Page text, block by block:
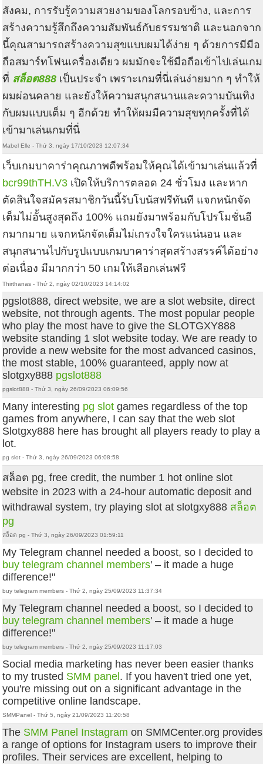
สังคม, การรับรู้ความสวยงามของโลกรอบข้าง, และการ
สร้างความรู้สึกถึงความสัมพันธ์กับธรรมชาติ และนอกจาก
นี้คุณสามารถสร้างความสุขแบบผมได้ง่าย ๆ ด้วยการมีมือ
ถือสมาร์ทโฟนเครื่องเดียว ผมมักจะใช้มือถือเข้าไปเล่นเกม
ที่ สล็อต888 เป็นประจำ เพราะเกมที่นี่เล่นง่ายมาก ๆ ทำให้
ผมผ่อนคลาย และยังให้ความสนุกสนานและความบันเทิง
กับผมแบบเต็ม ๆ อีกด้วย ทำให้ผมมีความสุขทุกครั้งที่ได้
เข้ามาเล่นเกมที่นี่
Mabel Elle - Thứ 3, ngày 17/10/2023 12:07:34
เว็บเกมบาคาร่าคุณภาพดีพร้อมให้คุณได้เข้ามาเล่นแล้วที่
bcr99thTH.V3 เปิดให้บริการตลอด 24 ชั่วโมง และหาก
ตัดสินใจสมัครสมาชิกวันนี้รับโบนัสฟรีทันที แจกหนักจัด
เต็มไม่อั้นสูงสุดถึง 100% แถมยังมาพร้อมกับโปรโมชั่นอี
กมากมาย แจกหนักจัดเต็มไม่เกรงใจใครแน่นอน และ
สนุกสนานไปกับรูปแบบเกมบาคาร่าสุดสร้างสรรค์ได้อย่าง
ต่อเนื่อง มีมากกว่า 50 เกมให้เลือกเล่นฟรี
Thirthanas - Thứ 2, ngày 02/10/2023 14:14:02
pgslot888, direct website, we are a slot website, direct
website, not through agents. The most popular people
who play the most have to give the SLOTGXY888
website standing 1 slot website today. We are ready to
provide a new website for the most advanced casinos,
the most stable, 100% guaranteed, apply now at
slotgxy888 pgslot888
pgslot888 - Thứ 3, ngày 26/09/2023 06:09:56
Many interesting pg slot games regardless of the top
games from anywhere, I can say that the web slot
Slotgxy888 here has brought all players ready to play a
lot.
pg slot - Thứ 3, ngày 26/09/2023 06:08:58
สล็อต pg, free credit, the number 1 hot online slot
website in 2023 with a 24-hour automatic deposit and
withdrawal system, try playing slot at slotgxy888 สล็อต
pg
สล็อต pg - Thứ 3, ngày 26/09/2023 01:59:11
My Telegram channel needed a boost, so I decided to
buy telegram channel members' – it made a huge
difference!"
buy telegram members - Thứ 2, ngày 25/09/2023 11:37:34
My Telegram channel needed a boost, so I decided to
buy telegram channel members' – it made a huge
difference!"
buy telegram members - Thứ 2, ngày 25/09/2023 11:17:03
Social media marketing has never been easier thanks
to my trusted SMM panel. If you haven't tried one yet,
you're missing out on a significant advantage in the
competitive online landscape.
SMMPanel - Thứ 5, ngày 21/09/2023 11:20:58
The SMM Panel Instagram on SMMCenter.org provides
a range of options for Instagram users to improve their
profiles. Their services are excellent, helping to